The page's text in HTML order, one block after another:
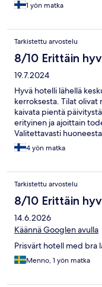
1 yön matka
Tarkistettu arvostelu
8/10 Erittäin
19.7.2024
Hyvä hotelli lähellä
kerroksesta. Tilat
kaivata pientä
erityinen ja ajoittain
Valitettavasti
Henkilökunta oli
auki, vaikka asiakkaita
4 yön matka
Tarkistettu arvostelu
8/10 Erittäin
14.6.2026
Käännä Googlen avulla
Prisvärt hotell med bra
Menno, 1 yön matka